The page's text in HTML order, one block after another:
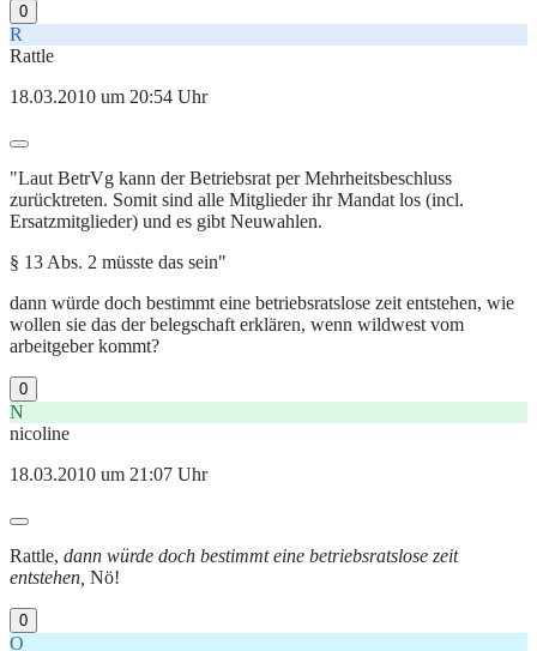
0
R
Rattle
18.03.2010 um 20:54 Uhr
"Laut BetrVg kann der Betriebsrat per Mehrheitsbeschluss
zurücktreten. Somit sind alle Mitglieder ihr Mandat los (incl.
Ersatzmitglieder) und es gibt Neuwahlen.
§ 13 Abs. 2 müsste das sein"
dann würde doch bestimmt eine betriebsratslose zeit entstehen, wie
wollen sie das der belegschaft erklären, wenn wildwest vom
arbeitgeber kommt?
0
N
nicoline
18.03.2010 um 21:07 Uhr
Rattle, dann würde doch bestimmt eine betriebsratslose zeit
entstehen, Nö!
0
O